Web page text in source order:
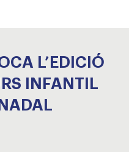
L’EDICIÓ
INFANTIL